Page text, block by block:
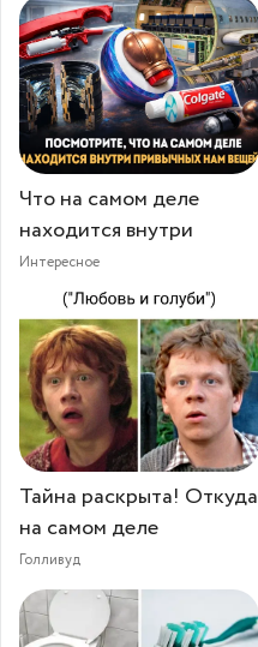
Что на самом деле
находится внутри
Интересное
Тайна раскрыта! Откуда
на самом деле
Голливуд